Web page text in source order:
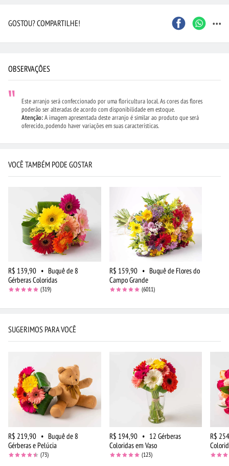
GOSTOU? COMPARTILHE! ...
OBSERVAÇÕES
Este arranjo será confeccionado por uma floricultura local. As cores das flores
poderão ser alteradas de acordo com disponibilidade em estoque.
Atenção:A imagem apresentada deste arranjo é similar ao produto que será
oferecido, podendo haver variações em suas características.
VOCÊ TAMBÉM PODE GOSTAR
R$ 139,90 • Buquê de 8
Gérberas Coloridas
(319)
R$ 159,90 • Buquê de Flores do
Campo Grande
(6011)
SUGERIMOS PARA VOCÊ
R$ 219,90 • Buquê de 8
Gérberas e Pelúcia
(73)
R$ 194,90 • 12 Gérberas
Coloridas em Vaso
(123)
R$